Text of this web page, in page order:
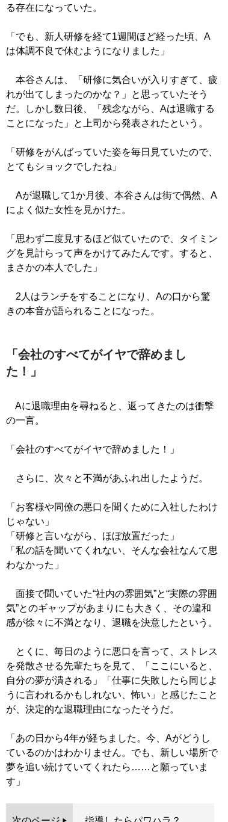
る存在になっていた。
「でも、新人研修を経て1週間ほど経った頃、A
は体調不良で休むようになりました」
本谷さんは、「研修に気合いが入りすぎて、疲
れが出てしまったのかな？」と思っていたそう
だ。しかし数日後、「残念ながら、Aは退職する
ことになった」と上司から発表されたという。
「研修をがんばっていた姿を毎日見ていたので、
とてもショックでしたね」
Aが退職して1か月後、本谷さんは街で偶然、A
によく似た女性を見かけた。
「思わず二度見するほど似ていたので、タイミン
グを見計らって声をかけてみたんです。すると、
まさかの本人でした」
2人はランチをすることになり、Aの口から驚
きの本音が語られることになった。
「会社のすべてがイヤで辞めまし
た！」
Aに退職理由を尋ねると、返ってきたのは衝撃
の一言。
「会社のすべてがイヤで辞めました！」
さらに、次々と不満があふれ出したようだ。
「お客様や同僚の悪口を聞くために入社したわけ
じゃない」
「研修と言いながら、ほぼ放置だった」
「私の話を聞いてくれない、そんな会社なんて思
わなかった」
面接で聞いていた“社内の雰囲気”と“実際の雰囲
気”とのギャップがあまりにも大きく、その違和
感が徐々に不満となり、退職を決意したという。
とくに、毎日のように悪口を言って、ストレス
を発散させる先輩たちを見て、「ここにいると、
自分の夢が潰される」「仕事に失敗したら同じよ
うに言われるかもしれない、怖い」と感じたこと
が、決定的な退職理由になったそうだ。
「あの日から4年が経ちました。今、Aがどうし
ているのかはわかりません。でも、新しい場所で
夢を追い続けていてくれたら……と願っていま
す」